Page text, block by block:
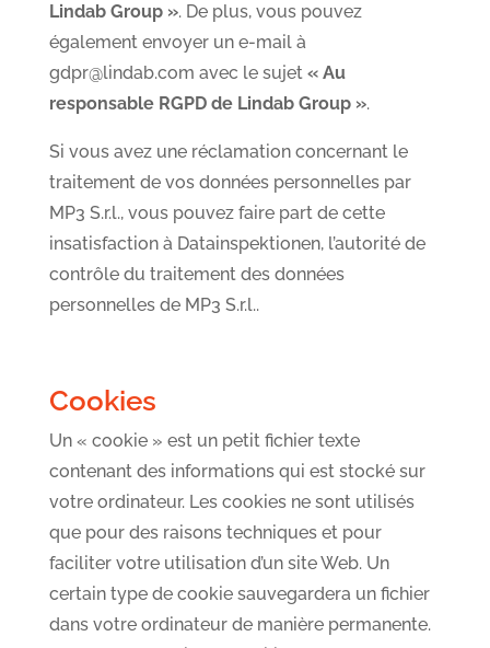
Lindab Group ». De plus, vous pouvez
également envoyer un e-mail à
gdpr@lindab.com avec le sujet « Au
responsable RGPD de Lindab Group ».
Si vous avez une réclamation concernant le
traitement de vos données personnelles par
MP3 S.r.l., vous pouvez faire part de cette
insatisfaction à Datainspektionen, l’autorité de
contrôle du traitement des données
personnelles de MP3 S.r.l..
Cookies
Un « cookie » est un petit fichier texte
contenant des informations qui est stocké sur
votre ordinateur. Les cookies ne sont utilisés
que pour des raisons techniques et pour
faciliter votre utilisation d’un site Web. Un
certain type de cookie sauvegardera un fichier
dans votre ordinateur de manière permanente.